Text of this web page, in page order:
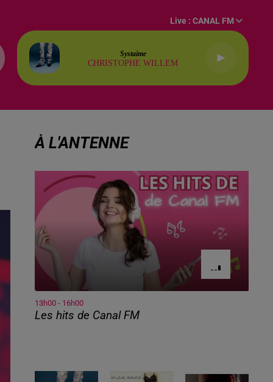
Live :CANAL FM
What Do You Mean
JUSTIN BIEBER
À L'ANTENNE
13h00 - 16h00
Les hits de Canal FM